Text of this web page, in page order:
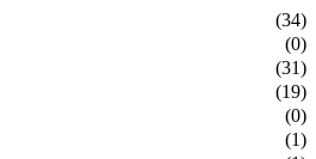
(34)
(0)
(31)
(19)
(0)
(1)